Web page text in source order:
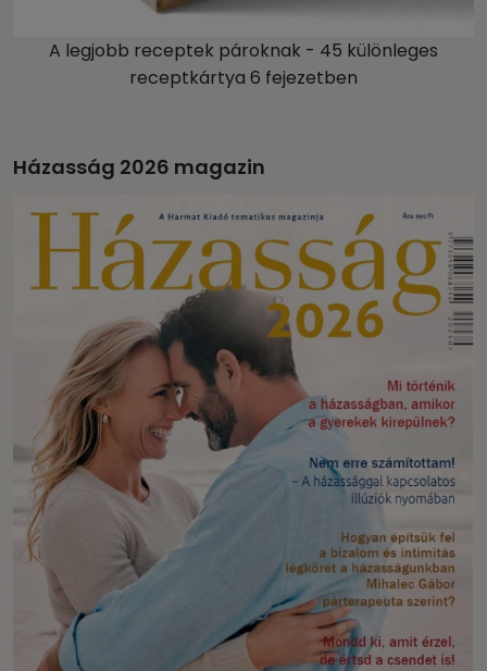
A legjobb receptek pároknak - 45 különleges
receptkártya 6 fejezetben
Házasság 2026 magazin